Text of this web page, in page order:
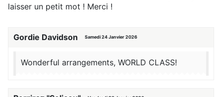
laisser un petit mot ! Merci !
Gordie Davidson Samedi 24 Janvier 2026
Wonderful arrangements, WORLD CLASS!